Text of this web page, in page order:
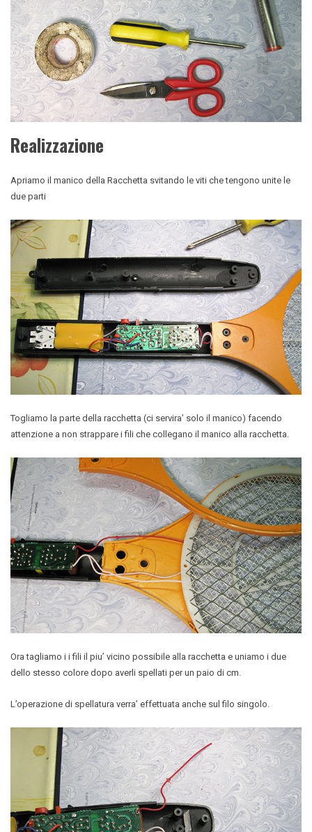
Realizzazione
Apriamo il manico della Racchetta svitando le viti che tengono unite le
due parti
Togliamo la parte della racchetta (ci servira’ solo il manico) facendo
attenzione a non strappare i fili che collegano il manico alla racchetta.
Ora tagliamo i i fili il piu’ vicino possibile alla racchetta e uniamo i due
dello stesso colore dopo averli spellati per un paio di cm.
L’operazione di spellatura verra’ effettuata anche sul filo singolo.